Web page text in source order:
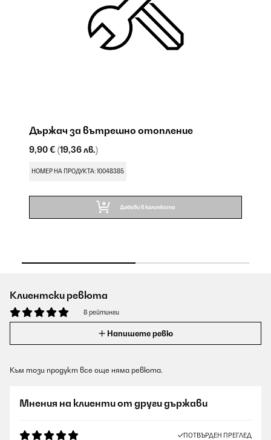
Държач за вътрешно отопление
9,90 € (19,36 лв.)
НОМЕР НА ПРОДУКТА: 10048385
Добави в количката
Клиентски ревюта
8 рейтинги
Напишете ревю
Към този продукт все още няма ревюта.
Мнения на клиенти от други държави
ПОТВЪРДЕН ПРЕГЛЕД